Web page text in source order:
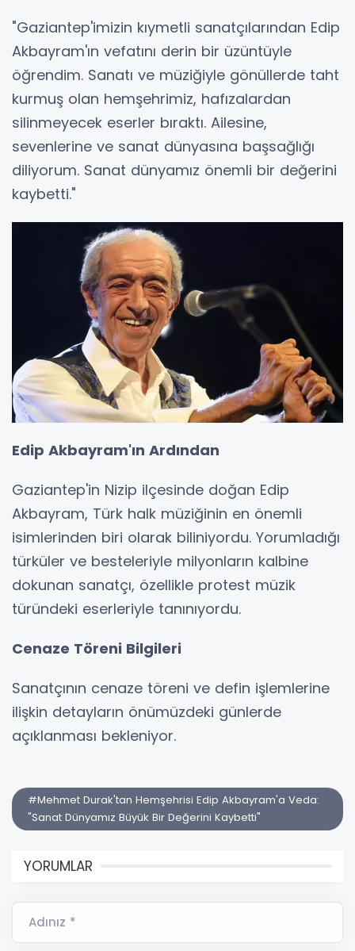
"Gaziantep'imizin kıymetli sanatçılarından Edip
Akbayram'ın vefatını derin bir üzüntüyle
öğrendim. Sanatı ve müziğiyle gönüllerde taht
kurmuş olan hemşehrimiz, hafızalardan
silinmeyecek eserler bıraktı. Ailesine,
sevenlerine ve sanat dünyasına başsağlığı
diliyorum. Sanat dünyamız önemli bir değerini
kaybetti."
Edip Akbayram'ın Ardından
Gaziantep'in Nizip ilçesinde doğan Edip
Akbayram, Türk halk müziğinin en önemli
isimlerinden biri olarak biliniyordu. Yorumladığı
türküler ve besteleriyle milyonların kalbine
dokunan sanatçı, özellikle protest müzik
türündeki eserleriyle tanınıyordu.
Cenaze Töreni Bilgileri
Sanatçının cenaze töreni ve defin işlemlerine
ilişkin detayların önümüzdeki günlerde
açıklanması bekleniyor.
#Mehmet Durak'tan Hemşehrisi Edip Akbayram'a Veda:
"Sanat Dünyamız Büyük Bir Değerini Kaybetti"
YORUMLAR
Adınız *